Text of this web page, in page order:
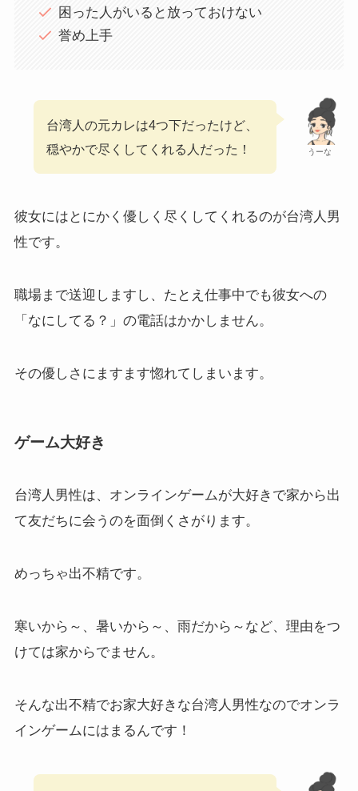
困った人がいると放っておけない
誉め上手
うーな
台湾人の元カレは4つ下だったけど、
穏やかで尽くしてくれる人だった！
彼女にはとにかく優しく尽くしてくれるのが台湾人男
性です。
職場まで送迎しますし、たとえ仕事中でも彼女への
「なにしてる？」の電話はかかしません。
その優しさにますます惚れてしまいます。
ゲーム大好き
台湾人男性は、オンラインゲームが大好きで家から出
て友だちに会うのを面倒くさがります。
めっちゃ出不精です。
寒いから～、暑いから～、雨だから～など、理由をつ
けては家からでません。
そんな出不精でお家大好きな台湾人男性なのでオンラ
インゲームにはまるんです！